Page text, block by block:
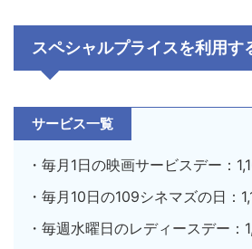
スペシャルプライスを利用す
サービス一覧
・毎月1日の映画サービスデー：
・毎月10日の109シネマズの日：
・毎週水曜日のレディースデー：